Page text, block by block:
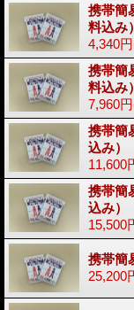
携帯簡
料込み）
4,340円
携帯簡
料込み）
7,960円
携帯簡
込み）
11,600
携帯簡
込み）
15,500
携帯簡
25,200